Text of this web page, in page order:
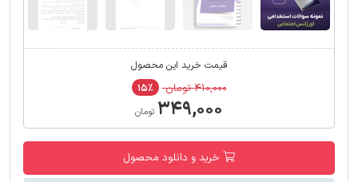
قیمت خرید این محصول
۴۱۰,۰۰۰ تومان ۱۵٪
۳۴۹,۰۰۰ تومان
خرید و دانلود محصول